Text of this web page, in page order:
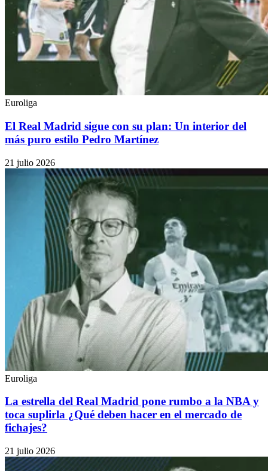
Euroliga
El Real Madrid sigue con su plan: Un interior del
más puro estilo Pedro Martínez
21 julio 2026
Euroliga
La estrella del Real Madrid pone rumbo a la NBA y
toca suplirla ¿Qué deben hacer en el mercado de
fichajes?
21 julio 2026